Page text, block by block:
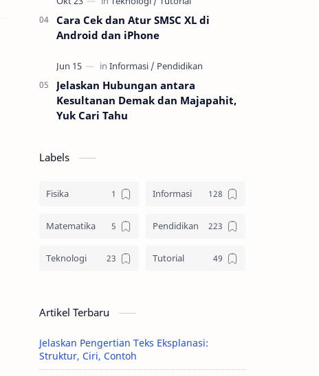
Cara Cek dan Atur SMSC XL di
Android dan iPhone
Jelaskan Hubungan antara
Kesultanan Demak dan Majapahit,
Yuk Cari Tahu
Labels
Fisika Informasi
Matematika Pendidikan
Teknologi Tutorial
Artikel Terbaru
Jelaskan Pengertian Teks Eksplanasi:
Struktur, Ciri, Contoh